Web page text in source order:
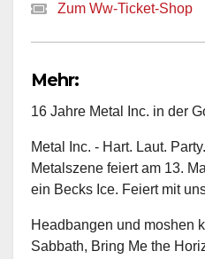
Zum Ww-Ticket-Shop
Mehr:
16 Jahre Metal Inc. in der
Metal Inc. - Hart. Laut.
Metalszene feiert am 13.
ein Becks Ice. Feiert mit
Headbangen und moshen
Sabbath, Bring Me the